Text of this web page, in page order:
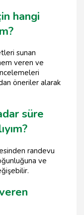
hangi
sunan
veren ve
öneriler alarak
süre
randevu
ve